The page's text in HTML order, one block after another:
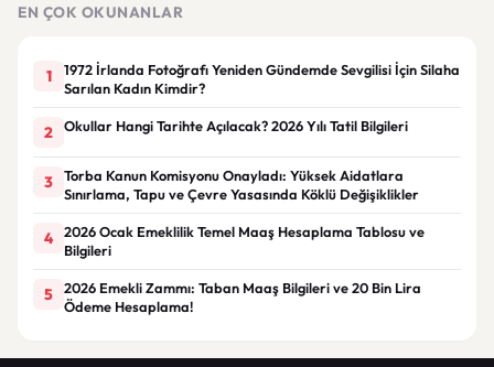
EN ÇOK OKUNANLAR
1
1972 İrlanda Fotoğrafı Yeniden Gündemde Sevgilisi İçin Silaha
Sarılan Kadın Kimdir?
2 Okullar Hangi Tarihte Açılacak? 2026 Yılı Tatil Bilgileri
3
Torba Kanun Komisyonu Onayladı: Yüksek Aidatlara
Sınırlama, Tapu ve Çevre Yasasında Köklü Değişiklikler
4
2026 Ocak Emeklilik Temel Maaş Hesaplama Tablosu ve
Bilgileri
5
2026 Emekli Zammı: Taban Maaş Bilgileri ve 20 Bin Lira
Ödeme Hesaplama!